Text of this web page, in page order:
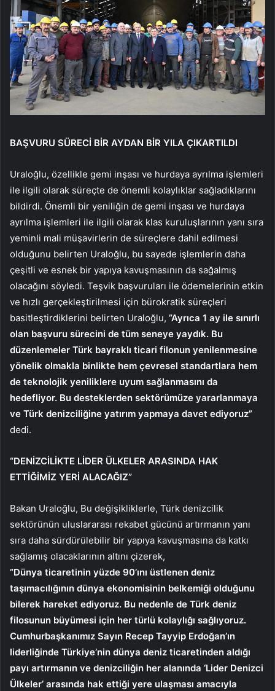
BAŞVURU SÜRECİ BİR AYDAN BİR YILA ÇIKARTILDI
Uraloğlu, özellikle gemi inşası ve hurdaya ayrılma işlemleri
ile ilgili olarak süreçte de önemli kolaylıklar sağladıklarını
bildirdi. Önemli bir yeniliğin de gemi inşası ve hurdaya
ayrılma işlemleri ile ilgili olarak klas kuruluşlarının yanı sıra
yeminli mali müşavirlerin de süreçlere dahil edilmesi
olduğunu belirten Uraloğlu, bu sayede işlemlerin daha
çeşitli ve esnek bir yapıya kavuşmasının da sağalmış
olacağını söyledi. Teşvik başvuruları ile ödemelerinin etkin
ve hızlı gerçekleştirilmesi için bürokratik süreçleri
basitleştirdiklerini belirten Uraloğlu, ”Ayrıca 1 ay ile sınırlı
olan başvuru sürecini de tüm seneye yaydık. Bu
düzenlemeler Türk bayraklı ticari filonun yenilenmesine
yönelik olmakla binlikte hem çevresel standartlara hem
de teknolojik yeniliklere uyum sağlanmasını da
hedefliyor. Bu desteklerden sektörümüze yararlanmaya
ve Türk denizciliğine yatırım yapmaya davet ediyoruz”
dedi.
“DENİZCİLİKTE LİDER ÜLKELER ARASINDA HAK
ETTİĞİMİZ YERİ ALACAĞIZ”
Bakan Uraloğlu, Bu değişikliklerle, Türk denizcilik
sektörünün uluslararası rekabet gücünü artırmanın yanı
sıra daha sürdürülebilir bir yapıya kavuşmasına da katkı
sağlamış olacaklarının altını çizerek,
”Dünya ticaretinin yüzde 90’ını üstlenen deniz
taşımacılığının dünya ekonomisinin belkemiği olduğunu
bilerek hareket ediyoruz. Bu nedenle de Türk deniz
filosunun büyümesi için her türlü kolaylığı sağlıyoruz.
Cumhurbaşkanımız Sayın Recep Tayyip Erdoğan’ın
liderliğinde Türkiye’nin dünya deniz ticaretinden aldığı
payı artırmanın ve denizciliğin her alanında ‘Lider Denizci
Ülkeler’ arasında hak ettiği yere ulaşması amacıyla